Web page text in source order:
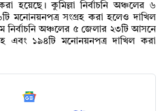
হয়েছে। কুমিল্লা নির্বাচনি অঞ্চলের ৬
মনোনয়নপত্র সংগ্রহ করা হলেও দাখিল
নির্বাচনি অঞ্চলের ৫ জেলার ২৩টি আসনে
এবং ১৯৪টি মনোনয়নপত্র দাখিল করা